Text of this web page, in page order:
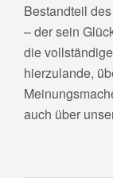
Bestandteil
– der sein
die
hierzulande,
auch über